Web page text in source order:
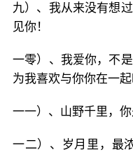
九）、我从来没有想
见你！
一零）、我爱你，不
为我喜欢与你你在一起
一一）、山野千里，
一二）、岁月里，最